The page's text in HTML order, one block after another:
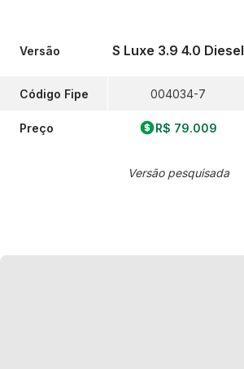
Versão
Código Fipe
Preço
S Luxe 3.9 4.0 Diesel
004034-7
R$ 79.009
Versão pesquisada